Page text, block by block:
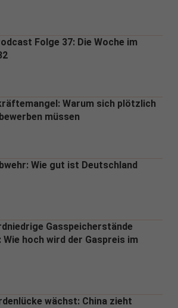
Folge 37: Die Woche im
Warum sich plötzlich
müssen
Wie gut ist Deutschland
Gasspeicherstände
hoch wird der Gaspreis im
wächst: China zieht